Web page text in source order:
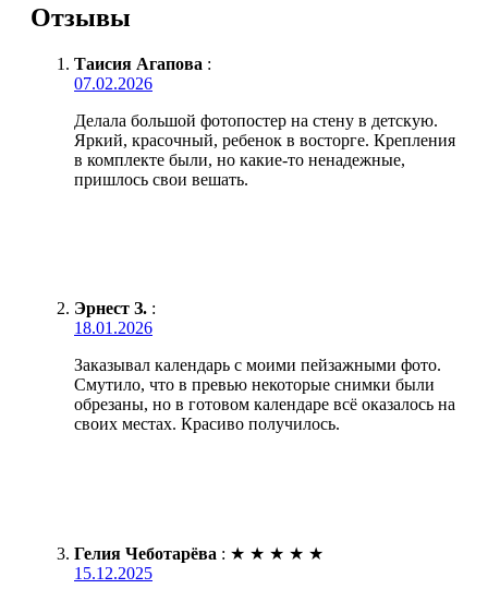
Отзывы
Таисия Агапова :
07.02.2026
Делала большой фотопостер на стену в детскую.
Яркий, красочный, ребенок в восторге. Крепления
в комплекте были, но какие-то ненадежные,
пришлось свои вешать.
Эрнест З. :
18.01.2026
Заказывал календарь с моими пейзажными фото.
Смутило, что в превью некоторые снимки были
обрезаны, но в готовом календаре всё оказалось на
своих местах. Красиво получилось.
Гелия Чеботарёва : ★ ★ ★ ★ ★
15.12.2025